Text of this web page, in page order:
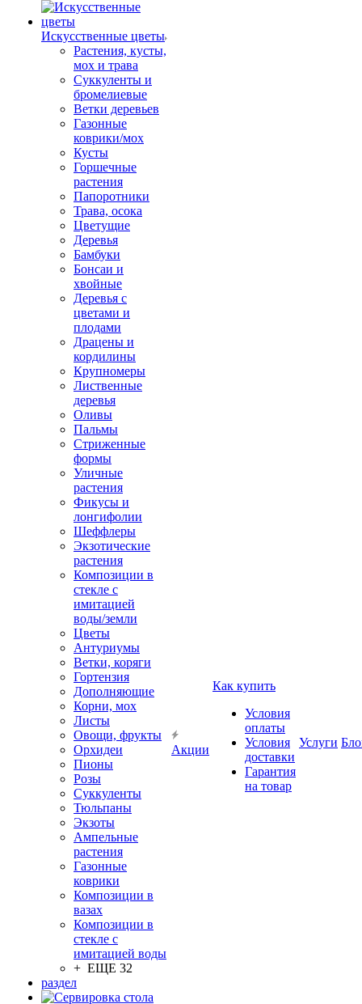
Искусственные цветы
Растения, кусты,
мох и трава
Суккуленты и
бромелиевые
Ветки деревьев
Газонные
коврики/мох
Кусты
Горшечные
растения
Папоротники
Трава, осока
Цветущие
Деревья
Бамбуки
Бонсаи и
хвойные
Деревья с
цветами и
плодами
Драцены и
кордилины
Крупномеры
Лиственные
деревья
Оливы
Пальмы
Стриженные
формы
Уличные
растения
Фикусы и
лонгифолии
Шеффлеры
Экзотические
растения
Композиции в
стекле с
имитацией
воды/земли
Цветы
Антуриумы
Ветки, коряги
Гортензия
Дополняющие
Корни, мох
Листы
Овощи, фрукты
Орхидеи
Пионы
Розы
Суккуленты
Тюльпаны
Экзоты
Ампельные
растения
Газонные
коврики
Композиции в
вазах
Композиции в
стекле с
имитацией воды
+ ЕЩЕ 32
раздел
Акции
Как купить
Условия
оплаты
Условия
доставки
Гарантия
на товар
Услуги